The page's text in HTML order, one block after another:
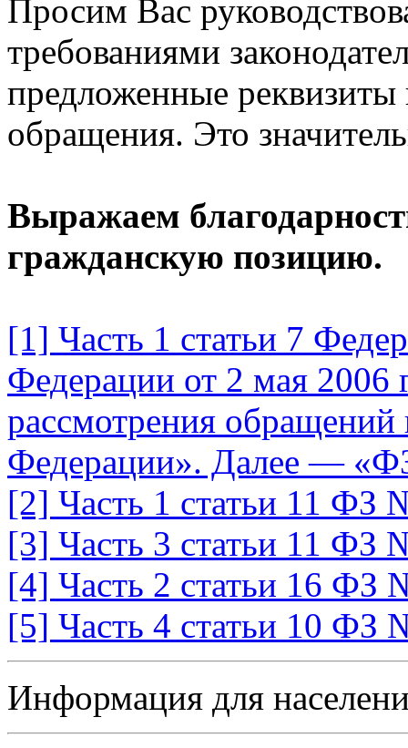
Просим Вас
требованиями
предложенные реквизиты
обращения. Это
Выражаем
гражданскую позицию.
[1] Часть 1 статьи 7
Федерации от 2 мая
рассмотрения обращений
Федерации». Далее —
[2] Часть 1 статьи 11 ФЗ
[3] Часть 3 статьи 11 ФЗ
[4] Часть 2 статьи 16
[5] Часть 4 статьи 10 ФЗ
Информация для